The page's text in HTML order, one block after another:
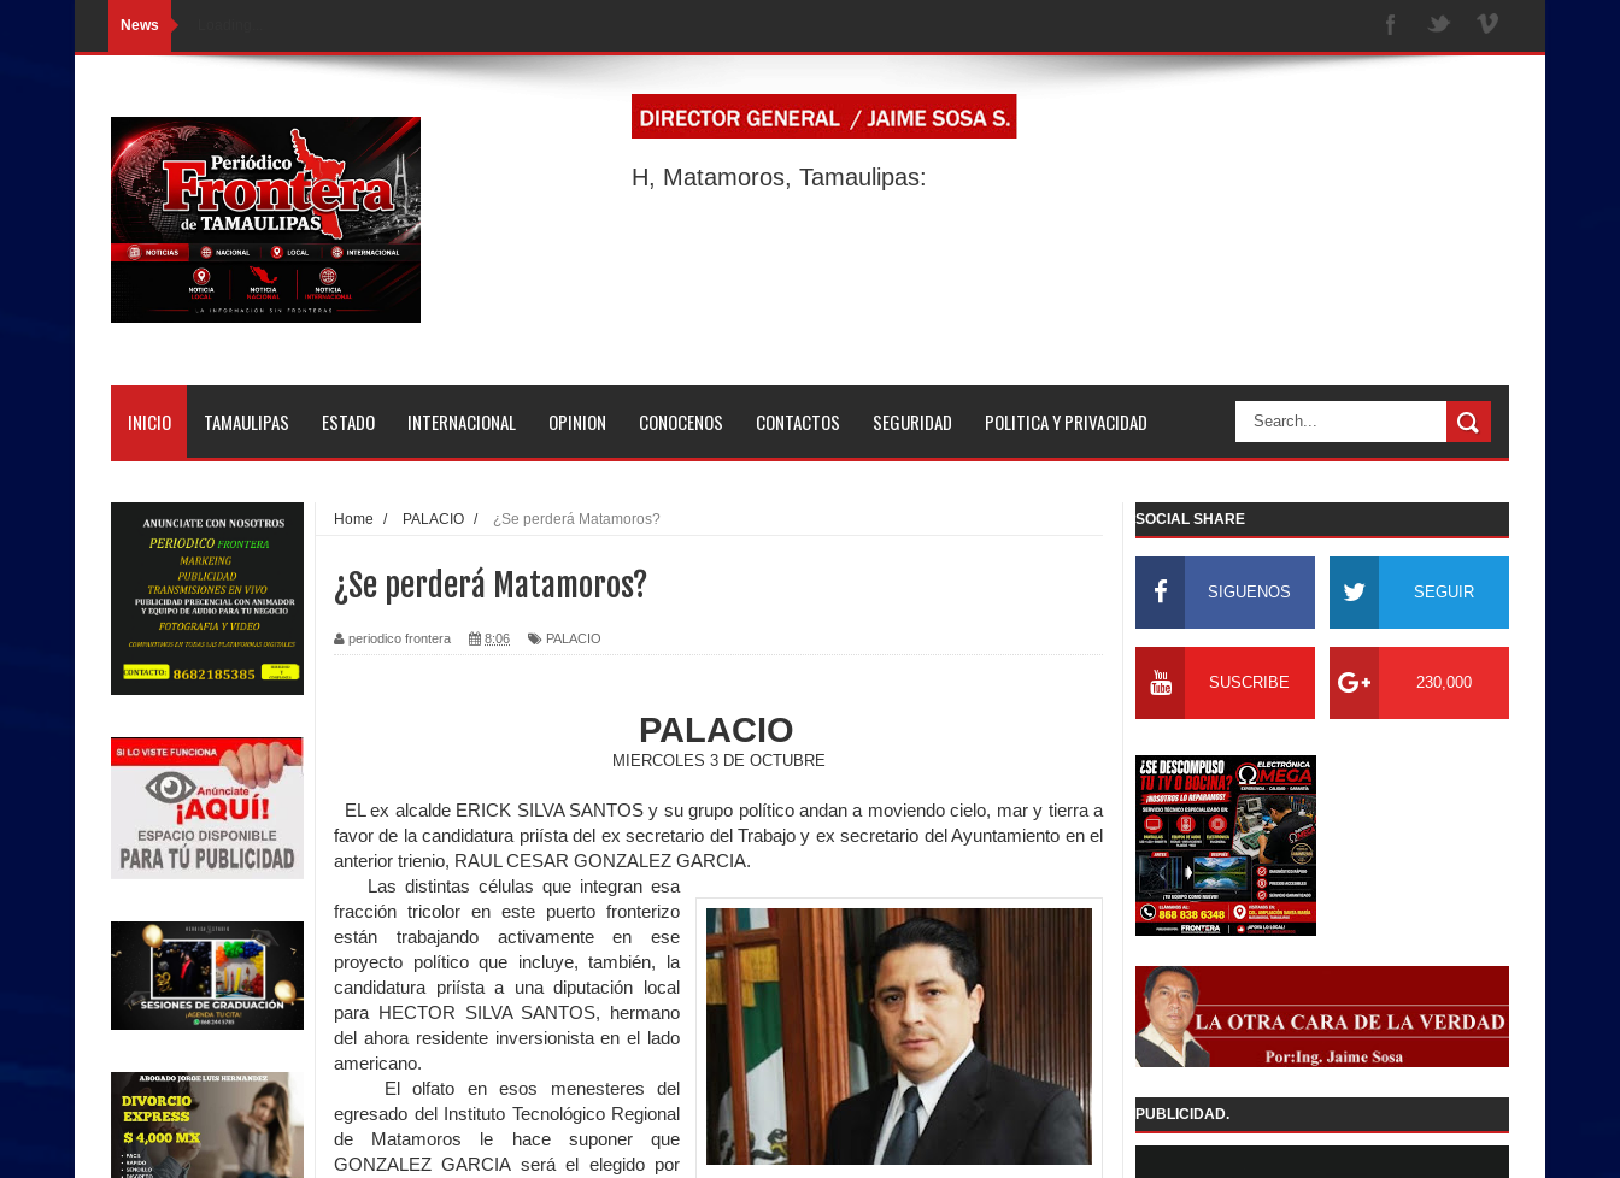
News
H, Matamoros, Tamaulipas:
INICIO TAMAULIPAS ESTADO INTERNACIONAL OPINION CONOCENOS CONTACTOS SEGURIDAD POLITICA Y PRIVACIDAD
Home / PALACIO / ¿Se perderá Matamoros?
¿Se perderá Matamoros?
periodico frontera 8:06 PALACIO
PALACIO
MIERCOLES 3 DE OCTUBRE
EL ex alcalde ERICK SILVA SANTOS y su grupo político andan a moviendo cielo, mar y tierra a
favor de la candidatura priísta del ex secretario del Trabajo y ex secretario del Ayuntamiento en el
anterior trienio, RAUL CESAR GONZALEZ GARCIA.
Las distintas células que integran esa
fracción tricolor en este puerto fronterizo
están trabajando activamente en ese
proyecto político que incluye, también, la
candidatura priísta a una diputación local
para HECTOR SILVA SANTOS, hermano
del ahora residente inversionista en el lado
americano.
El olfato en esos menesteres del
egresado del Instituto Tecnológico Regional
de Matamoros le hace suponer que
GONZALEZ GARCIA será el elegido por
SOCIAL SHARE
SIGUENOS SEGUIR
SUSCRIBE 230,000
PUBLICIDAD.